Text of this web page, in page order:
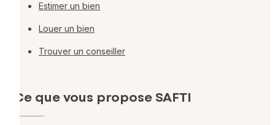
Estimer un bien
Louer un bien
Trouver un conseiller
Ce que vous propose SAFTI